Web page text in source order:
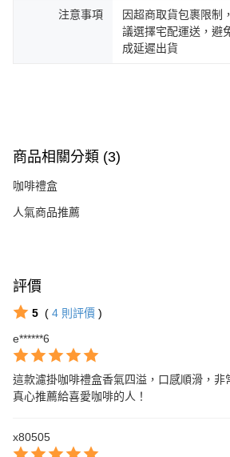
注意事項
因超商取貨包裹限制
議選擇宅配運送，避
成延遲出貨
商品相關分類 (3)
咖啡禮盒
人氣商品推薦
評價
5 ( 4 則評價 )
e******6
這款濾掛咖啡禮盒香氣四溢，口感順滑，非
真心推薦給喜愛咖啡的人！
x80505